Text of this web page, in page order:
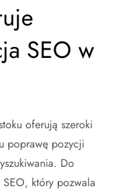
SEO w
oferują szeroki
poprawę pozycji
Do
SEO, który pozwala